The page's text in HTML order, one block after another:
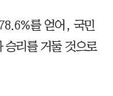
를 얻어, 국민
리를 거둘 것으로